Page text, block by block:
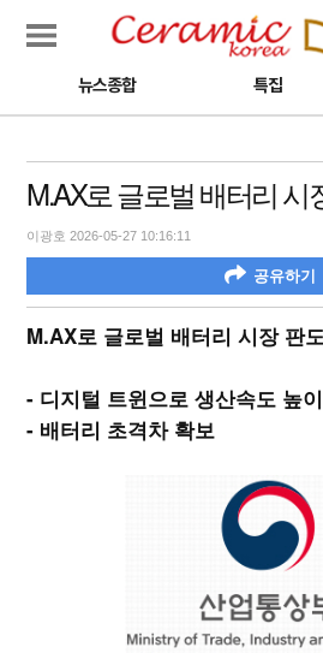
뉴스종합 특집
M.AX로 글로벌 배터리 시
이광호 2026-05-27 10:16:11
공유하기
M.AX로 글로벌 배터리 시장 판
- 디지털 트윈으로 생산속도 높
- 배터리 초격차 확보